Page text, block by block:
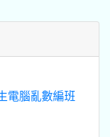
電腦亂數編班